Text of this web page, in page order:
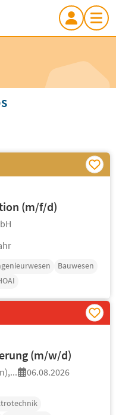
(m/f/d)
Bauwesen
(m/w/d)
06.08.2026